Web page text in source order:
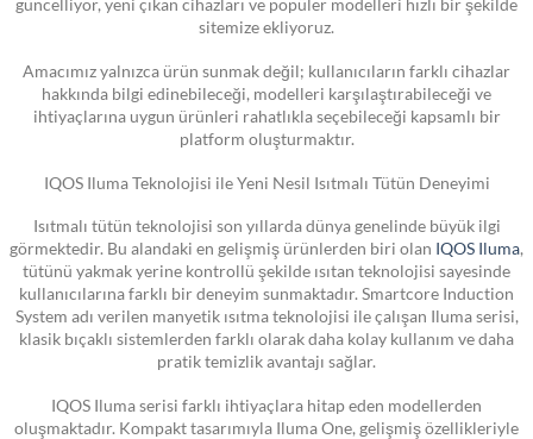
güncelliyor, yeni çıkan cihazları ve popüler modelleri hızlı bir şekilde
sitemize ekliyoruz.
Amacımız yalnızca ürün sunmak değil; kullanıcıların farklı cihazlar
hakkında bilgi edinebileceği, modelleri karşılaştırabileceği ve
ihtiyaçlarına uygun ürünleri rahatlıkla seçebileceği kapsamlı bir
platform oluşturmaktır.
IQOS Iluma Teknolojisi ile Yeni Nesil Isıtmalı Tütün Deneyimi
Isıtmalı tütün teknolojisi son yıllarda dünya genelinde büyük ilgi
görmektedir. Bu alandaki en gelişmiş ürünlerden biri olan IQOS Iluma,
tütünü yakmak yerine kontrollü şekilde ısıtan teknolojisi sayesinde
kullanıcılarına farklı bir deneyim sunmaktadır. Smartcore Induction
System adı verilen manyetik ısıtma teknolojisi ile çalışan Iluma serisi,
klasik bıçaklı sistemlerden farklı olarak daha kolay kullanım ve daha
pratik temizlik avantajı sağlar.
IQOS Iluma serisi farklı ihtiyaçlara hitap eden modellerden
oluşmaktadır. Kompakt tasarımıyla Iluma One, gelişmiş özellikleriyle